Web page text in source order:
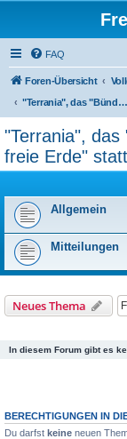
FAQ
Foren-Übersicht
"Terrania", das "Bündnis freier Menschen für freie Erde" statt Staats-Strukturen
"Terrania",
freie Erde"
Allgemein
Mitteilungen
Neues Thema
In diesem Forum gibt es
BERECHTIGUNGEN IN
Du darfst keine neuen